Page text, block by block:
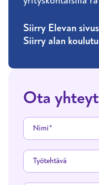
Siirry Elevan
Siirry alan
Ota
Nimi
Työtehtävä